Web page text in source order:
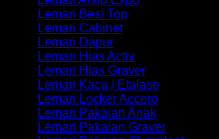
Lemari Besi Top
Lemari Cabinet
Lemari Dapur
Lemari Hias Activ
Lemari Hias Graver
Lemari Kaca / Etalase
Lemari Locker Accero
Lemari Pakaian Anak
Lemari Pakaian Graver